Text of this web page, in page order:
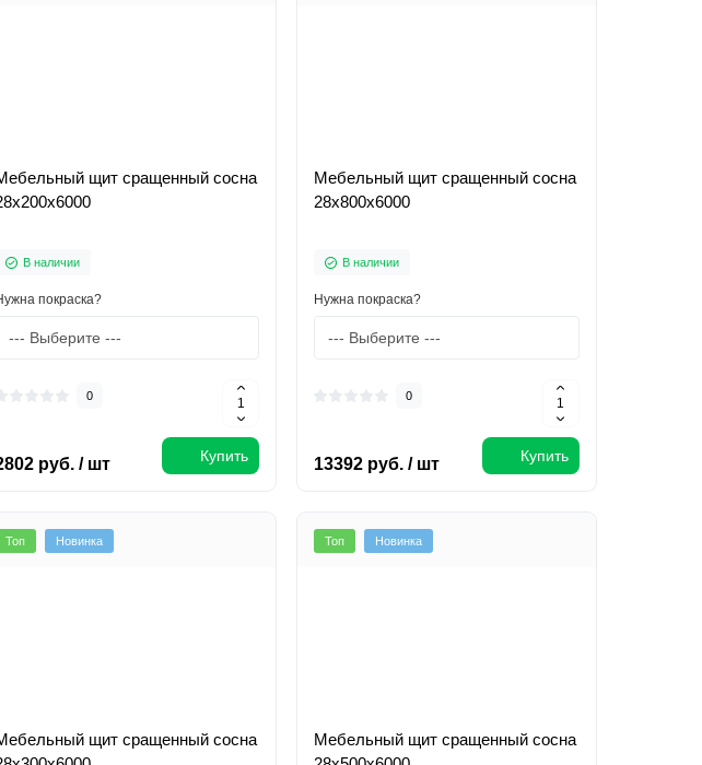
щит сращенный сосна
В наличии
покраска?
0
руб. / шт Купить
Мебельный щит сращенный сосна
28х800х6000
В наличии
Нужна покраска?
0
13392 руб. / шт Купить
Топ Новинка
щит сращенный сосна
Топ Новинка
Мебельный щит сращенный сосна